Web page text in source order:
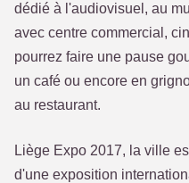
dédié à l'audiovisuel, au
avec centre commercial,
pourrez faire une pause
un café ou encore en
au restaurant.
Liège Expo 2017, la ville
d'une exposition